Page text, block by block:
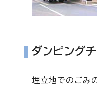
ダンピングチ
埋立地でのごみ